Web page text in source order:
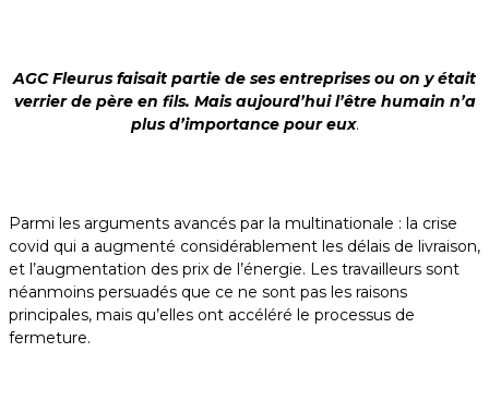
AGC Fleurus faisait partie de ses entreprises ou on y était
verrier de père en fils. Mais aujourd’hui l’être humain n’a
plus d’importance pour eux.
Parmi les arguments avancés par la multinationale : la crise
covid qui a augmenté considérablement les délais de livraison,
et l’augmentation des prix de l’énergie. Les travailleurs sont
néanmoins persuadés que ce ne sont pas les raisons
principales, mais qu’elles ont accéléré le processus de
fermeture.